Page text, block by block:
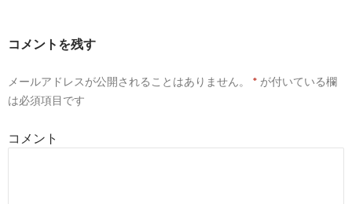
コメントを残す
メールアドレスが公開されることはありません。 * が付いている欄
は必須項目です
コメント